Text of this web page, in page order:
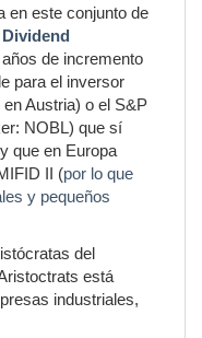
en este conjunto de
de incremento
para el inversor
Austria) o el S&P
NOBL) que sí
que en Europa
II (por lo que
y pequeños
del
está
industriales,